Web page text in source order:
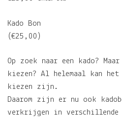
Kado Bon
(€25,00)
Op zoek naar een kado?
kiezen? Al helemaal kan
kiezen zijn.
Daarom zijn er nu ook
verkrijgen in verschillende